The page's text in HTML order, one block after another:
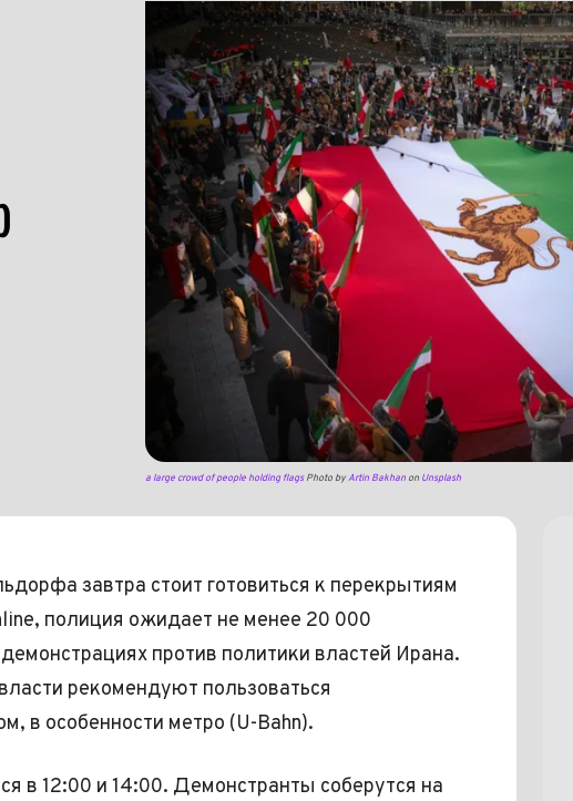
a large crowd of people holding flagsPhoto byArtin Bakhan on Unsplash
завтра стоит готовиться к перекрытиям
полиция ожидает не менее 20 000
против политики властей Ирана.
рекомендуют пользоваться
в особенности метро (U-Bahn).
в 12:00 и 14:00. Демонстранты соберутся на